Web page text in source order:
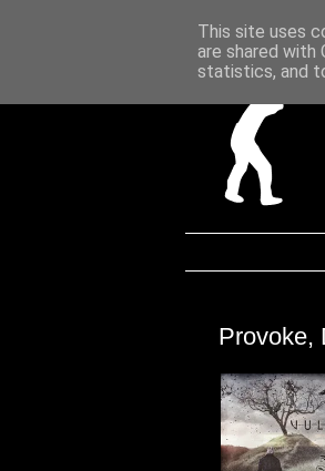
Provoke,
This site uses
are shared with
statistics, and